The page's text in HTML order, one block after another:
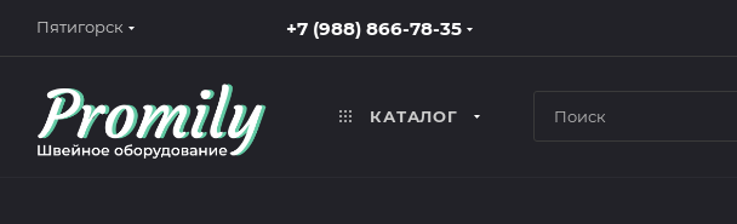
Пятигорск +7 (988) 866-78-35
КАТАЛОГ